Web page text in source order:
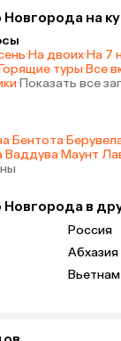
на
·На двоих·На 7
туры·Все
·Показать все
·Бентота·
·Ваддува·Маунт
в
Россия
Абхазия
Вьетнам